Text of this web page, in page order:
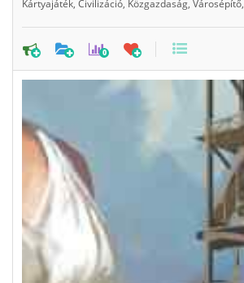
Kártyajáték, Civilizáció, Közgazdaság, Városépítő,
0